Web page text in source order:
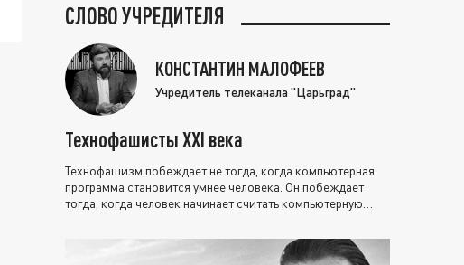
СЛОВО УЧРЕДИТЕЛЯ
КОНСТАНТИН МАЛОФЕЕВ
Учредитель телеканала "Царьград"
Технофашисты XXI века
Технофашизм побеждает не тогда, когда компьютерная
программа становится умнее человека. Он побеждает
тогда, когда человек начинает считать компьютерную